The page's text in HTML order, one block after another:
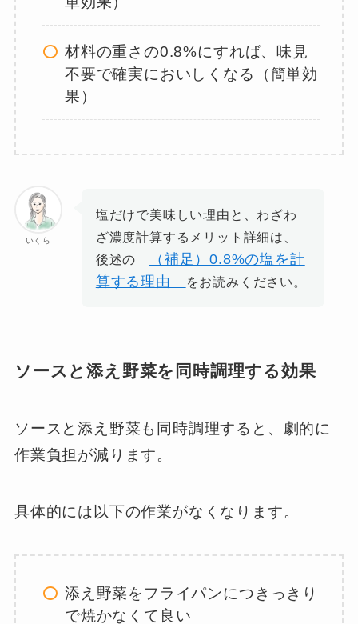
材料の重さの0.8%にすれば、味見
不要で確実においしくなる（簡単効
果）
いくら
塩だけで美味しい理由と、わざわ
ざ濃度計算するメリット詳細は、
後述の
（補足）0.8%の塩を計
算する理由
をお読みください。
ソースと添え野菜を同時調理する効果
ソースと添え野菜も同時調理すると、劇的に
作業負担が減ります。
具体的には以下の作業がなくなります。
添え野菜をフライパンにつきっきり
で焼かなくて良い